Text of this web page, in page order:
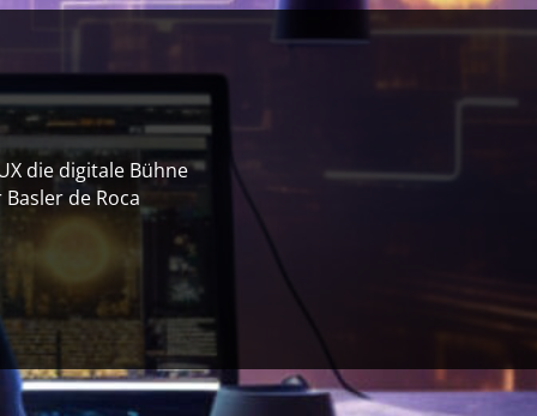
die digitale Bühne
de Roca